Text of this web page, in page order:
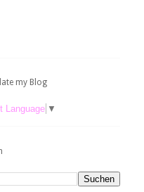
my Blog
Language ▼